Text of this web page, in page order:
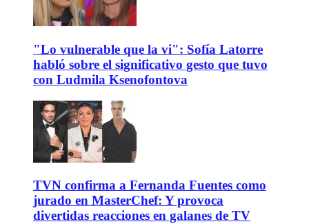
"Lo vulnerable que la vi": Sofía Latorre
habló sobre el significativo gesto que tuvo
con Ludmila Ksenofontova
TVN confirma a Fernanda Fuentes como
jurado en MasterChef: Y provoca
divertidas reacciones en galanes de TV